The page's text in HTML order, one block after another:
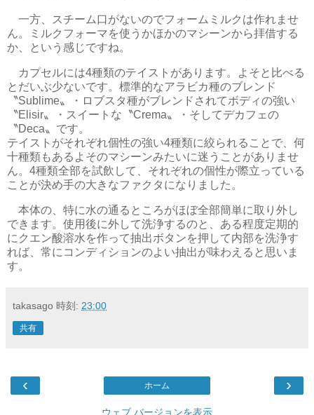
一方、スチーム口がないのでフォームミルクは作れませ
ん。ミルクフォーマを使うかほかのマシーンから拝借する
か、という感じですね。
カプセルには4種類のテイストがあります。よそと比べる
とだいぶ少ないです。標準的なアラビカ種のブレンド
〝Sublime〟・ロブスタ種がブレンドされてボディの強い
〝Elisir〟・スイートな〝Crema〟・そしてデカフェの
〝Deca〟です。
テイストがそれぞれ個性の強い4種類に絞られることで、何
十種類もあるよそのマシーンみたいに迷うことがありませ
ん。4種類全部を試飲して、それぞれの個性が際立っている
ことが決め手の大きなファクタになりました。
本体の、特に水の通るところがほぼ全部簡単に取り外し
できます。使用後に外して洗浄するのと、ある程度定期的
にクエン酸溶水を作って抽出ボタンを押して内部を洗浄す
れば、常にコンディションのよい抽出が味わえると思いま
す。
takasago 時刻: 23:00
共有
‹ ›
ホーム
ウェブ バージョンを表示